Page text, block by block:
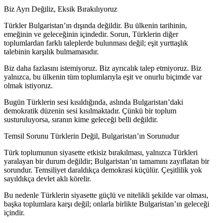
Biz Ayrı Değiliz, Eksik Bırakılıyoruz
Türkler Bulgaristan’ın dışında değildir. Bu ülkenin tarihinin,
emeğinin ve geleceğinin içindedir. Sorun, Türklerin diğer
toplumlardan farklı taleplerde bulunması değil; eşit yurttaşlık
talebinin karşılık bulmamasıdır.
Biz daha fazlasını istemiyoruz. Biz ayrıcalık talep etmiyoruz. Biz
yalnızca, bu ülkenin tüm toplumlarıyla eşit ve onurlu biçimde var
olmak istiyoruz.
Bugün Türklerin sesi kısıldığında, aslında Bulgaristan’daki
demokratik düzenin sesi kısılmaktadır. Çünkü bir toplum
susturuluyorsa, sıranın kime geleceği belli değildir.
Temsil Sorunu Türklerin Değil, Bulgaristan’ın Sorunudur
Türk toplumunun siyasette etkisiz bırakılması, yalnızca Türkleri
yaralayan bir durum değildir; Bulgaristan’ın tamamını zayıflatan bir
sorundur. Temsiliyet daraldıkça demokrasi küçülür. Çeşitlilik yok
sayıldıkça devlet aklı körelir.
Bu nedenle Türklerin siyasette güçlü ve nitelikli şekilde var olması,
başka toplumlara karşı değil; onlarla birlikte Bulgaristan’ın geleceği
içindir.